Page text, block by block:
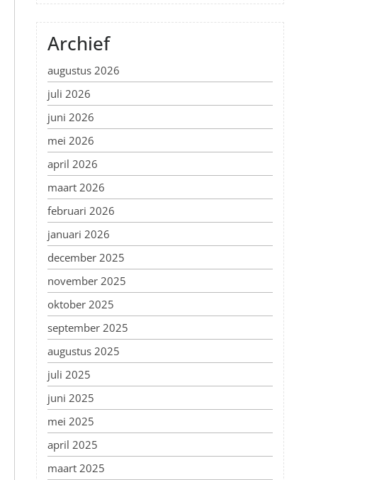
Archief
augustus 2026
juli 2026
juni 2026
mei 2026
april 2026
maart 2026
februari 2026
januari 2026
december 2025
november 2025
oktober 2025
september 2025
augustus 2025
juli 2025
juni 2025
mei 2025
april 2025
maart 2025